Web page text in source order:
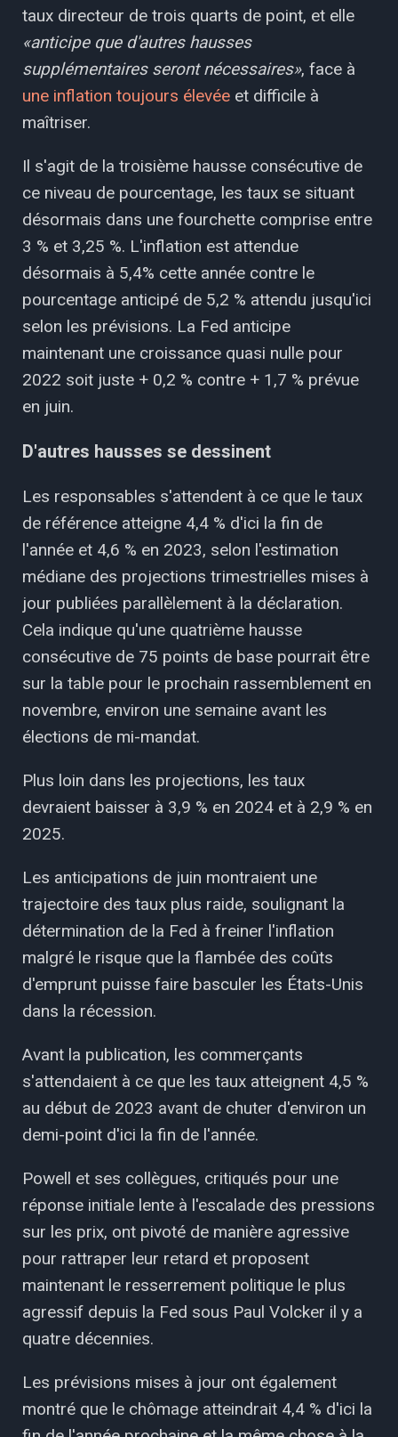
taux directeur de trois quarts de point, et elle
«anticipe que d'autres hausses
supplémentaires seront nécessaires», face à
une inflation toujours élevée et difficile à
maîtriser.
Il s'agit de la troisième hausse consécutive de
ce niveau de pourcentage, les taux se situant
désormais dans une fourchette comprise entre
3 % et 3,25 %. L'inflation est attendue
désormais à 5,4% cette année contre le
pourcentage anticipé de 5,2 % attendu jusqu'ici
selon les prévisions. La Fed anticipe
maintenant une croissance quasi nulle pour
2022 soit juste + 0,2 % contre + 1,7 % prévue
en juin.
D'autres hausses se dessinent
Les responsables s'attendent à ce que le taux
de référence atteigne 4,4 % d'ici la fin de
l'année et 4,6 % en 2023, selon l'estimation
médiane des projections trimestrielles mises à
jour publiées parallèlement à la déclaration.
Cela indique qu'une quatrième hausse
consécutive de 75 points de base pourrait être
sur la table pour le prochain rassemblement en
novembre, environ une semaine avant les
élections de mi-mandat.
Plus loin dans les projections, les taux
devraient baisser à 3,9 % en 2024 et à 2,9 % en
2025.
Les anticipations de juin montraient une
trajectoire des taux plus raide, soulignant la
détermination de la Fed à freiner l'inflation
malgré le risque que la flambée des coûts
d'emprunt puisse faire basculer les États-Unis
dans la récession.
Avant la publication, les commerçants
s'attendaient à ce que les taux atteignent 4,5 %
au début de 2023 avant de chuter d'environ un
demi-point d'ici la fin de l'année.
Powell et ses collègues, critiqués pour une
réponse initiale lente à l'escalade des pressions
sur les prix, ont pivoté de manière agressive
pour rattraper leur retard et proposent
maintenant le resserrement politique le plus
agressif depuis la Fed sous Paul Volcker il y a
quatre décennies.
Les prévisions mises à jour ont également
montré que le chômage atteindrait 4,4 % d'ici la